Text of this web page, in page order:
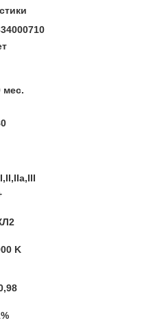
мес.
K